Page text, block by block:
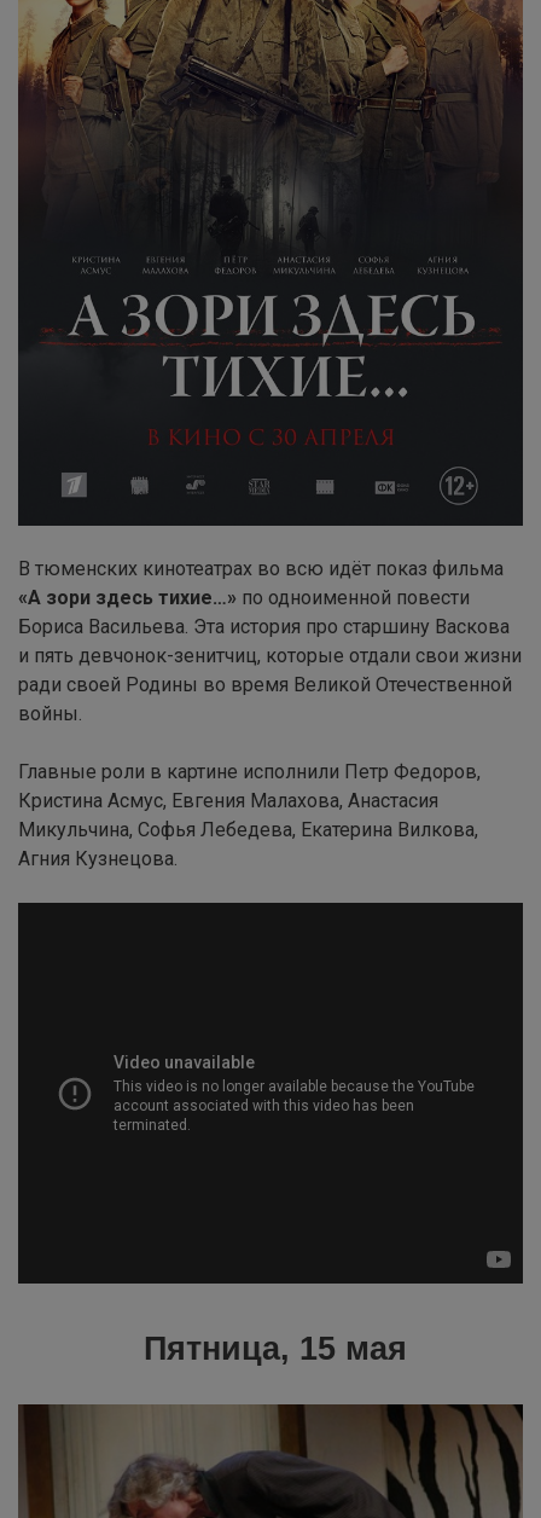
В тюменских кинотеатрах во всю идёт показ фильма
«А зори здесь тихие…» по одноименной повести
Бориса Васильева. Эта история про старшину Васкова
и пять девчонок-зенитчиц, которые отдали свои жизни
ради своей Родины во время Великой Отечественной
войны.
Главные роли в картине исполнили Петр Федоров,
Кристина Асмус, Евгения Малахова, Анастасия
Микульчина, Софья Лебедева, Екатерина Вилкова,
Агния Кузнецова.
Пятница, 15 мая